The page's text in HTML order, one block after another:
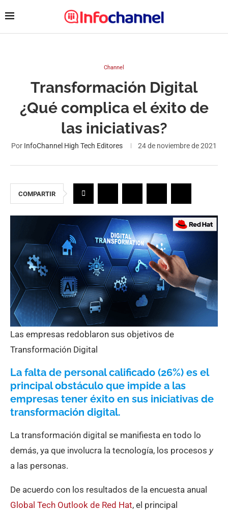
Channel
Transformación Digital
¿Qué complica el éxito de
las iniciativas?
Por InfoChannel High Tech Editores 24 de noviembre de 2021
COMPARTIR
Las empresas redoblaron sus objetivos de
Transformación Digital
La falta de personal calificado (26%) es el
principal obstáculo que impide a las
empresas tener éxito en sus iniciativas de
transformación digital.
La transformación digital se manifiesta en todo lo
demás, ya que involucra la tecnología, los procesos y
a las personas.
De acuerdo con los resultados de la encuesta anual
Global Tech Outlook de Red Hat, el principal